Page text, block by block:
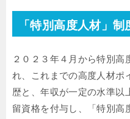
「特別高度人材」制
２０２３年４月から特別高
れ、これまでの高度人材ポ
歴と、年収が一定の水準以
留資格を付与し、「特別高